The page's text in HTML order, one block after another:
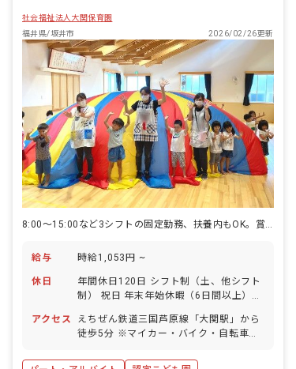
社会福祉法人大関保育園
福井県/坂井市
2026/02/26更新
給与 時給1,053円 ~
休日
年間休日120日 シフト制（土、他シフト
制） 祝日 年末年始休暇（6日間以上）
100%） 有給休暇（法定通り付与。30分
単位・5日以上の連休も取得可能） 特別
給休暇は勤務初日より付与します。両休
アクセス
えちぜん鉄道三国芦原線「大関駅」から
徒歩5分 ※マイカー・バイク・自転車通
チカの好立地ながら、園周辺は自然に恵